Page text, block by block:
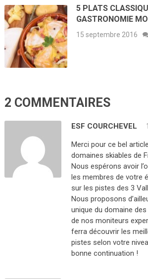
5 PLATS
GASTRONOMIE
15 septembre 2016
2 COMMENTAIRES
ESF COURCHEVEL
Merci pour ce bel
domaines skiables de
Nous espérons avoir
les membres de votre
sur les pistes des 3
Nous proposons
unique du domaine des
de nos moniteurs
ferra découvrir les
pistes selon votre
bonne continuation !